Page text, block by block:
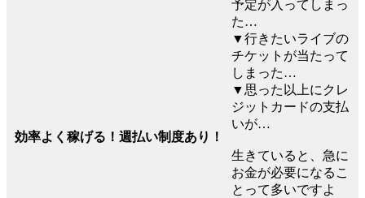
効率よく稼げる！週払い制度あり！
予定が入ってしまっ
た…
▼行きたいライブの
チケットが当たって
しまった…
▼思った以上にクレ
ジットカードの支払
いが…
生きていると、急に
お金が必要になるこ
とって多いですよ